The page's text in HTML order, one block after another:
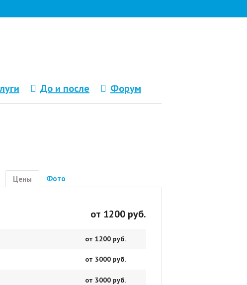
До и после Форум
Цены Фото
от 1200 руб.
от 1200 руб.
от 3000 руб.
от 3000 руб.